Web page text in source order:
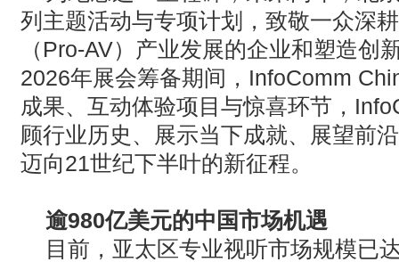
列主题活动与专项计划，致敬一众深
（Pro-AV）产业发展的企业和塑造创
2026年展会筹备期间，InfoComm
成果、互动体验项目与惊喜环节，
顾行业历史、展示当下成就、展望前
迈向21世纪下半叶的新征程。
逾980亿美元的中国市场机遇
目前，亚太区专业视听市场规模已